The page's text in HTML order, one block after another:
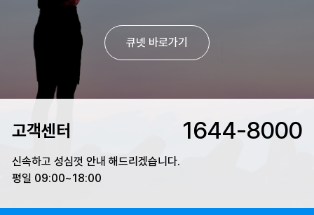
큐넷 바로가기
고객센터 1644-8000
신속하고 성심껏 안내 해드리겠습니다.
평일 09:00~18:00